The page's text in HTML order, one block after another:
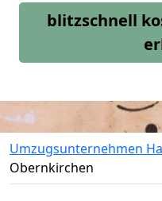
blitzschnell
Umzugsunternehmen
Obernkirchen